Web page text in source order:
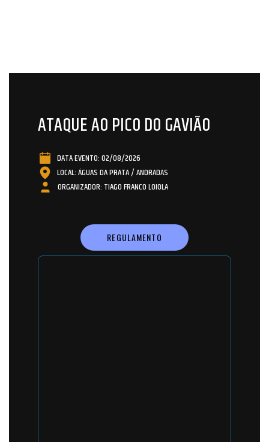
ATAQUE AO PICO DO GAVIÃO
DATA EVENTO: 02/08/2026
LOCAL: ÁGUAS DA PRATA / ANDRADAS
ORGANIZADOR: TIAGO FRANCO LOIOLA
REGULAMENTO